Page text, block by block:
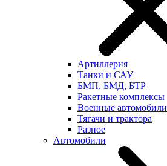
Артиллерия
Танки и САУ
БМП, БМД, БТР
Ракетные комплексы
Военные автомобили
Тягачи и трактора
Разное
Автомобили